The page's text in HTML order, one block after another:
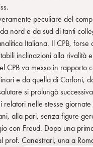
peculiare del
nord e da sud di tanti
Italiana. Il CPB,
inclinazioni alla rivalità
CPB va messo in
e da quella di Carloni,
si prolungò
relatori nelle stesse
alla pari, senza figure
con Freud. Dopo una
prof. Canestrari, una a